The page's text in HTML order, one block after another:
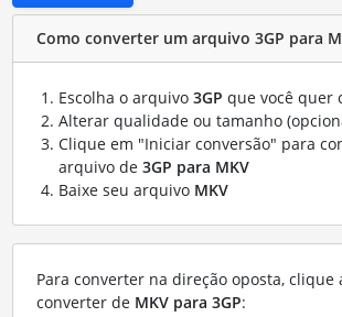
Como converter um arquivo 3GP para
Escolha o arquivo 3GP que você quer
Alterar qualidade ou tamanho
Clique em "Iniciar conversão" para
arquivo de 3GP para MKV
Baixe seu arquivo MKV
Para converter na direção oposta, clique
converter de MKV para 3GP: